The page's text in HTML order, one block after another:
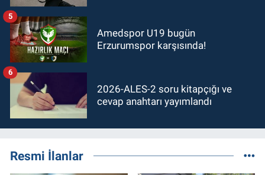
Amedspor U19 bugün
Erzurumspor karşısında!
5
2026-ALES-2 soru kitapçığı ve
cevap anahtarı yayımlandı
6
Resmi İlanlar